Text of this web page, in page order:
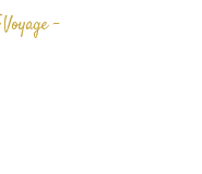
Voyage -